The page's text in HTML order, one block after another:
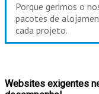
Porque gerimos o
pacotes de
cada projeto.
Websites exigentes